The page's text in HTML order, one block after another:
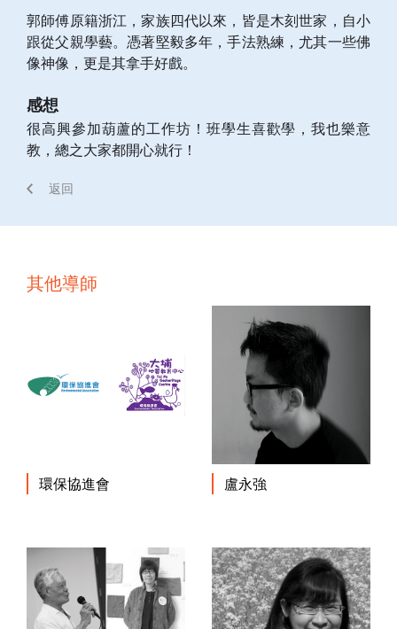
郭師傅原籍浙江，家族四代以來，皆是木刻世家，自小
跟從父親學藝。憑著堅毅多年，手法熟練，尤其一些佛
像神像，更是其拿手好戲。
感想
很高興參加葫蘆的工作坊！班學生喜歡學，我也樂意
教，總之大家都開心就行！
返回
其他導師
環保協進會 盧永強